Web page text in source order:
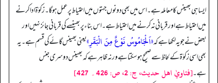
ایسا ہی بھینس کا معاملہ ہے۔ اس میں بھی دونوں جہتوں میں احتیاط پر عمل ہو گا۔ زکوٰۃ ادا کرنے
میں احتیاط ہے اور قربانی نہ کرنے میں احتیاط ہے۔ اس بناء پر بھینسے کی قربانی جائز نہیں اور
بعض نے جو یہ لکھا ہے کہ«اَلْجَامُوسُ نَوْعٌ مِنَ الْبَقَرِ»یعنی بھینس گائے کی قسم ہے۔ یہ
بھی اسی زکوٰۃ کے لحاظ سے صحیح ہو سکتا ہے ورنہ ظاہر ہے کہ بھینس دوسری جنس
ہے۔[فتاويٰ اهل حديث، ج: 2، ص: 426۔ 427]